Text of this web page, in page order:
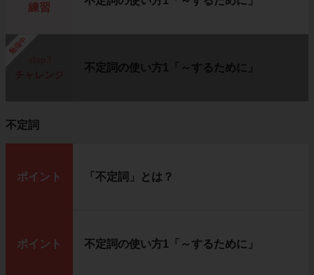
練習
勉強中
不定詞の使い方1「～するために」
不定詞
ポイント 「不定詞」とは？
ポイント 不定詞の使い方1「～するために」